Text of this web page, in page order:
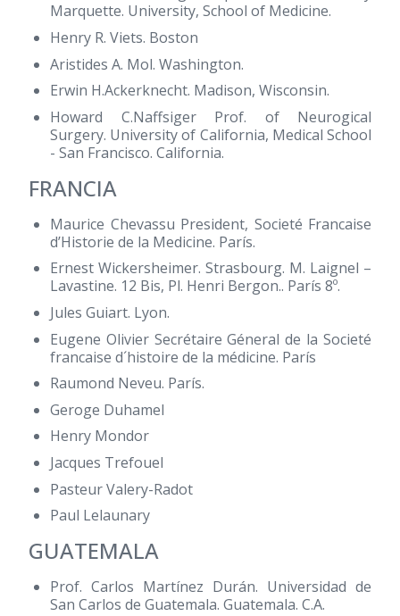
Marquette. University, School of Medicine.
Henry R. Viets. Boston
Aristides A. Mol. Washington.
Erwin H.Ackerknecht. Madison, Wisconsin.
Howard C.Naffsiger Prof. of Neurogical
Surgery. University of California, Medical School
- San Francisco. California.
FRANCIA
Maurice Chevassu President, Societé Francaise
d’Historie de la Medicine. París.
Ernest Wickersheimer. Strasbourg. M. Laignel –
Lavastine. 12 Bis, Pl. Henri Bergon.. París 8º.
Jules Guiart. Lyon.
Eugene Olivier Secrétaire Géneral de la Societé
francaise d´histoire de la médicine. París
Raumond Neveu. París.
Geroge Duhamel
Henry Mondor
Jacques Trefouel
Pasteur Valery-Radot
Paul Lelaunary
GUATEMALA
Prof. Carlos Martínez Durán. Universidad de
San Carlos de Guatemala. Guatemala. C.A.